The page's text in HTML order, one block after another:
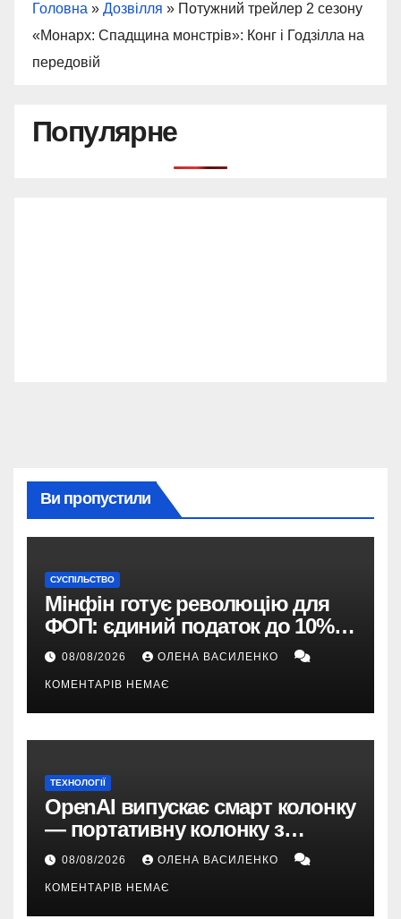
Головна » Дозвілля » Потужний трейлер 2 сезону
«Монарх: Спадщина монстрів»: Конг і Годзілла на
передовій
Популярне
Ви пропустили
СУСПІЛЬСТВО
Мінфін готує революцію для
ФОП: єдиний податок до 10%,
ПДВ з 2028 року та перегляд 2-ї
08/08/2026 ОЛЕНА ВАСИЛЕНКО
КОМЕНТАРІВ НЕМАЄ
ТЕХНОЛОГІЇ
OpenAI випускає смарт колонку
— портативну колонку з
ChatGPT, камерою та цінником
08/08/2026 ОЛЕНА ВАСИЛЕНКО
КОМЕНТАРІВ НЕМАЄ